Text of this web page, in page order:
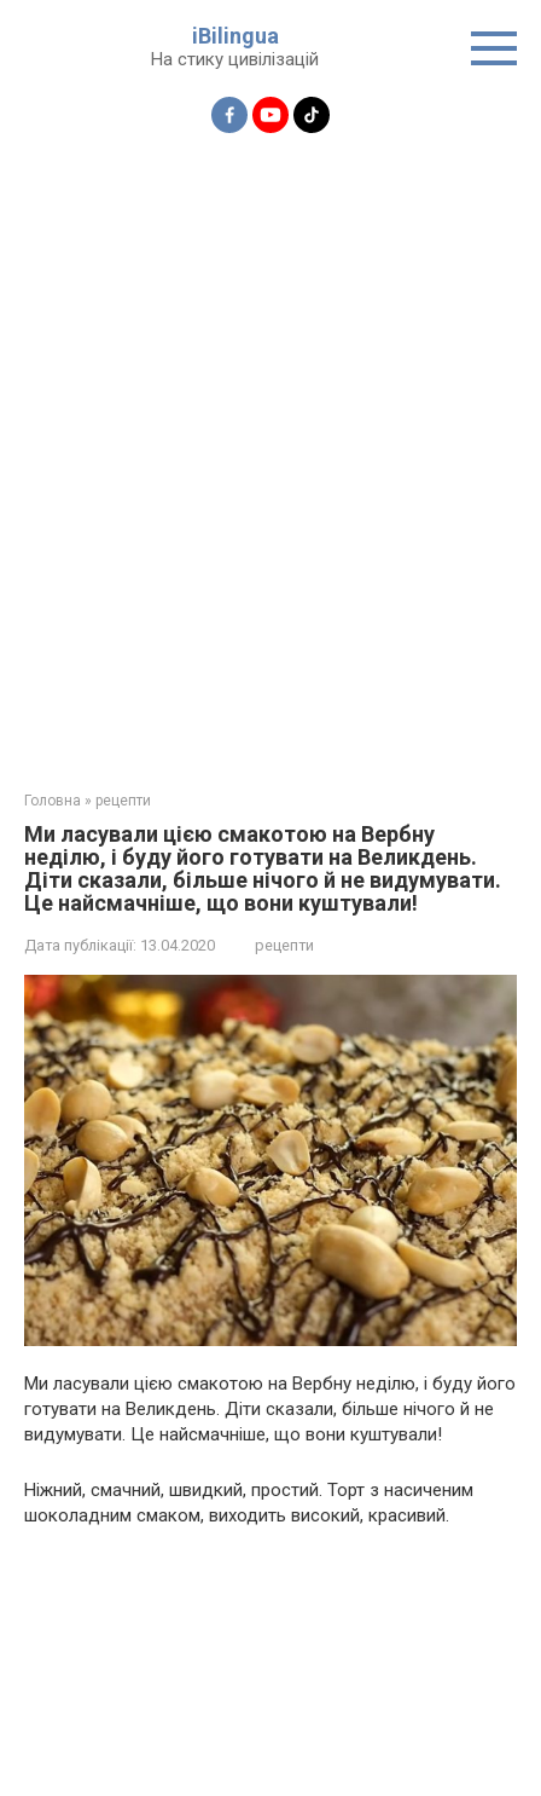
iBilingua
На стику цивілізацій
Головна » рецепти
Ми ласували цією смакотою на Вербну
неділю, і буду його готувати на Великдень.
Діти сказали, більше нічого й не видумувати.
Це найсмачніше, що вони куштували!
Дата публікації: 13.04.2020 рецепти
Ми ласували цією смакотою на Вербну неділю, і буду його
готувати на Великдень. Діти сказали, більше нічого й не
видумувати. Це найсмачніше, що вони куштували!
Ніжний, смачний, швидкий, простий. Торт з насиченим
шоколадним смаком, виходить високий, красивий.